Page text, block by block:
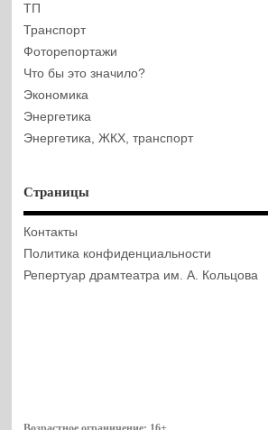
ТП
Транспорт
Фоторепортажи
Что бы это значило?
Экономика
Энергетика
Энергетика, ЖКХ, транспорт
Страницы
Контакты
Политика конфиденциальности
Репертуар драмтеатра им. А. Кольцова